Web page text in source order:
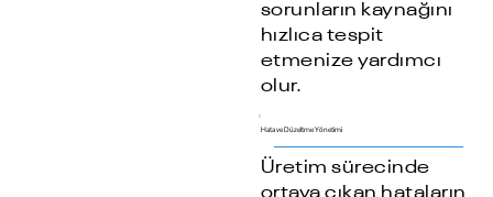
sorunların kaynağını
hızlıca tespit
etmenize yardımcı
olur.
Hata ve Düzeltme Yönetimi
Üretim sürecinde